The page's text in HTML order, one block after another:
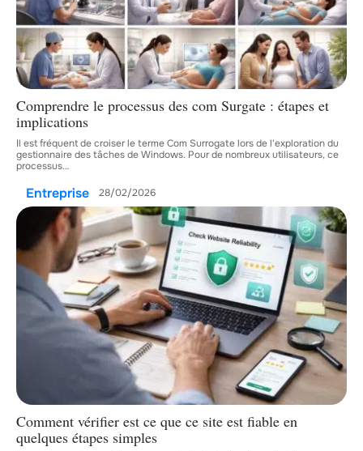
Comprendre le processus des com Surgate : étapes et
implications
Il est fréquent de croiser le terme Com Surrogate lors de l'exploration du
gestionnaire des tâches de Windows. Pour de nombreux utilisateurs, ce
processus…
Entreprise 28/02/2026
Comment vérifier est ce que ce site est fiable en
quelques étapes simples